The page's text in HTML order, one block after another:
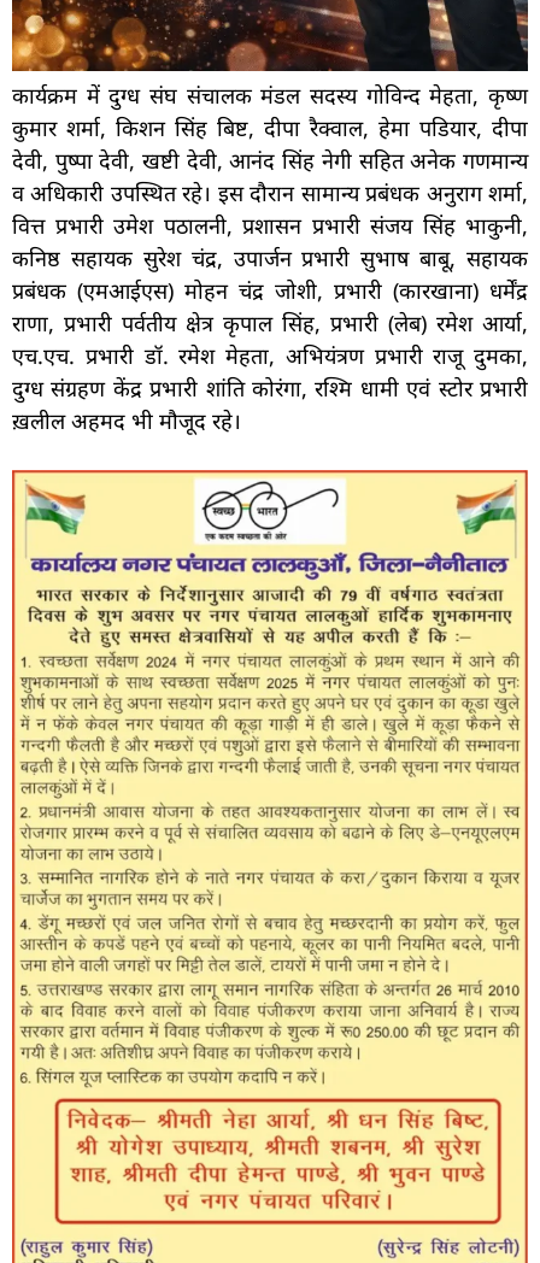
कार्यक्रम में दुग्ध संघ संचालक मंडल सदस्य गोविन्द मेहता, कृष्ण
कुमार शर्मा, किशन सिंह बिष्ट, दीपा रैक्वाल, हेमा पडियार, दीपा
देवी, पुष्पा देवी, खष्टी देवी, आनंद सिंह नेगी सहित अनेक गणमान्य
व अधिकारी उपस्थित रहे। इस दौरान सामान्य प्रबंधक अनुराग शर्मा,
वित्त प्रभारी उमेश पठालनी, प्रशासन प्रभारी संजय सिंह भाकुनी,
कनिष्ठ सहायक सुरेश चंद्र, उपार्जन प्रभारी सुभाष बाबू, सहायक
प्रबंधक (एमआईएस) मोहन चंद्र जोशी, प्रभारी (कारखाना) धर्मेंद्र
राणा, प्रभारी पर्वतीय क्षेत्र कृपाल सिंह, प्रभारी (लेब) रमेश आर्या,
एच.एच. प्रभारी डॉ. रमेश मेहता, अभियंत्रण प्रभारी राजू दुमका,
दुग्ध संग्रहण केंद्र प्रभारी शांति कोरंगा, रश्मि धामी एवं स्टोर प्रभारी
ख़लील अहमद भी मौजूद रहे।